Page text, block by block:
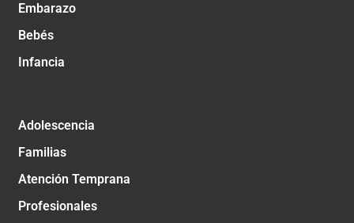
Embarazo
Bebés
Infancia
Adolescencia
Familias
Atención Temprana
Profesionales